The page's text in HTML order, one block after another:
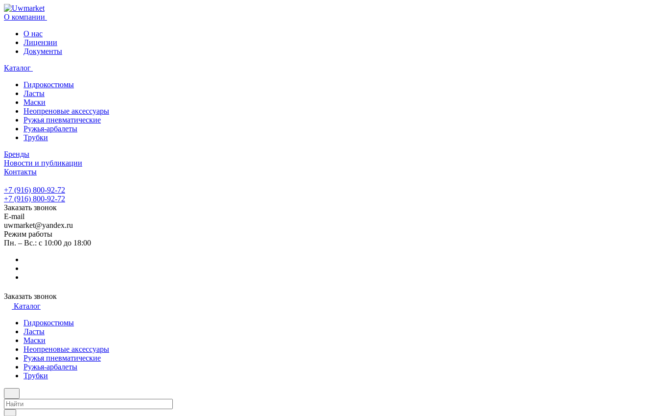
О компании
О нас
Лицензии
Документы
Каталог
Гидрокостюмы
Ласты
Маски
Неопреновые аксессуары
Ружья пневматические
Ружья-арбалеты
Трубки
Бренды
Новости и публикации
Контакты
+7 (916) 800-92-72
+7 (916) 800-92-72
Заказать звонок
E-mail
uwmarket@yandex.ru
Режим работы
Пн. – Вс.: с 10:00 до 18:00
Заказать звонок
Каталог
Гидрокостюмы
Ласты
Маски
Неопреновые аксессуары
Ружья пневматические
Ружья-арбалеты
Трубки